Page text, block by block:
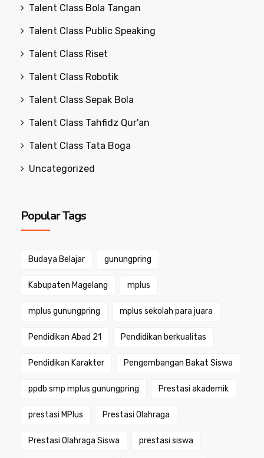
Talent Class Bola Tangan
Talent Class Public Speaking
Talent Class Riset
Talent Class Robotik
Talent Class Sepak Bola
Talent Class Tahfidz Qur'an
Talent Class Tata Boga
Uncategorized
Popular Tags
Budaya Belajar gunungpring
Kabupaten Magelang mplus
mplus gunungpring mplus sekolah para juara
Pendidikan Abad 21 Pendidikan berkualitas
Pendidikan Karakter Pengembangan Bakat Siswa
ppdb smp mplus gunungpring Prestasi akademik
prestasi MPlus Prestasi Olahraga
Prestasi Olahraga Siswa prestasi siswa